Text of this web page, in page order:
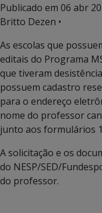
Publicado em 06 abr
Britto Dezen •
As escolas que
editais do Programa
que tiveram
possuem cadastro
para o endereço
nome do professor
junto aos formulários
A solicitação e os
do NESP/SED/
do professor.